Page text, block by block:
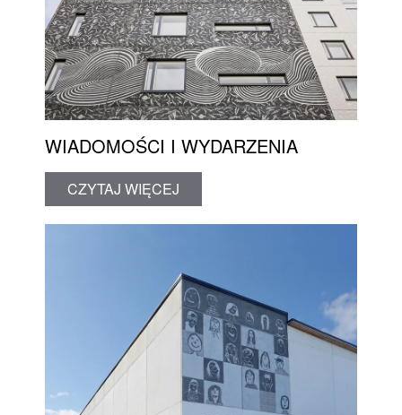
WIADOMOŚCI I WYDARZENIA
CZYTAJ WIĘCEJ